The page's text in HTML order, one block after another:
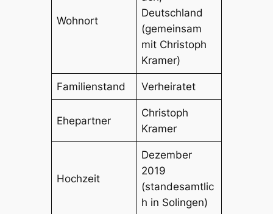
Wohnort
Deutschland
(gemeinsam
mit Christoph
Kramer)
Familienstand Verheiratet
Ehepartner
Christoph
Kramer
Hochzeit
Dezember
2019
(standesamtlic
h in Solingen)